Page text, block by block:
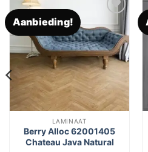
Aanbieding!
Toevoegen
aan
verlanglijst
LAMINAAT
Berry Alloc 62001405
Chateau Java Natural